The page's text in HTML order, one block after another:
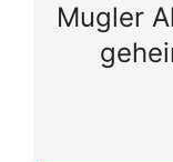
Mugler